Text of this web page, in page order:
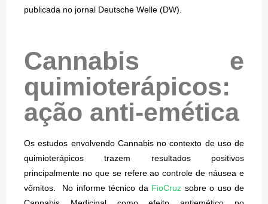
publicada no jornal Deutsche Welle (DW).
Cannabis e
quimioterápicos:
ação anti-emética
Os estudos envolvendo Cannabis no contexto de uso de
quimioterápicos trazem resultados positivos
principalmente no que se refere ao controle de náusea e
vômitos. No informe técnico da FioCruz sobre o uso de